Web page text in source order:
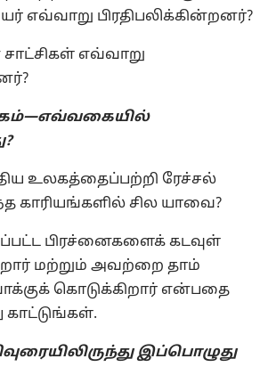
எவ்வாறு பிரதிபலிக்கின்றனர்?
எவ்வாறு
உலகத்தைப்பற்றி ரேச்சல்
காரியங்களில் சில யாவை?
பிரச்னைகளைக் கடவுள்
மற்றும் அவற்றை தாம்
கொடுக்கிறார் என்பதை
காட்டுங்கள்.
இப்பொழுது